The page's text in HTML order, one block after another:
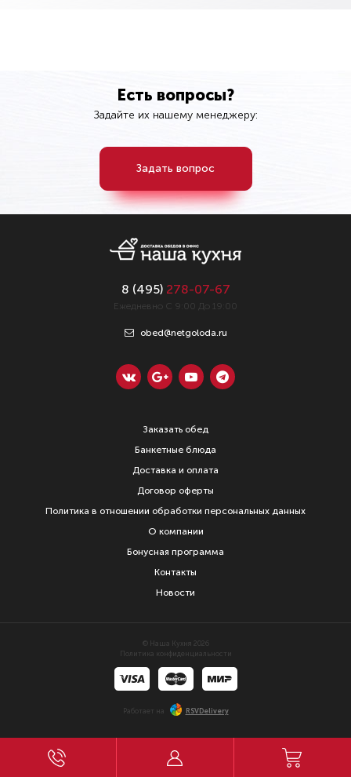
Есть вопросы?
Задайте их нашему менеджеру:
Задать вопрос
8 (495) 278-07-67
Ежедневно С 9:00 До 19:00
obed@netgoloda.ru
Заказать обед
Банкетные блюда
Доставка и оплата
Договор оферты
Политика в отношении обработки персональных данных
О компании
Бонусная программа
Контакты
Новости
© Наша Кухня 2026
Политика конфиденциальности
Работает на RSVDelivery